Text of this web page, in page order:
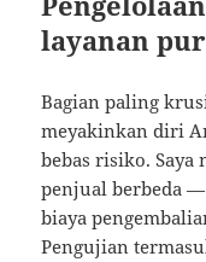
layanan
Bagian paling
meyakinkan diri
bebas risiko.
penjual berbeda
biaya
Pengujian